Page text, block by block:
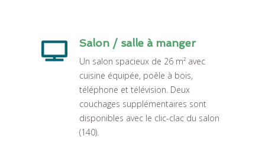
Salon / salle à manger
Un salon spacieux de 26 m² avec
cuisine équipée, poêle à bois,
téléphone et télévision. Deux
couchages supplémentaires sont
disponibles avec le clic-clac du salon
(140).